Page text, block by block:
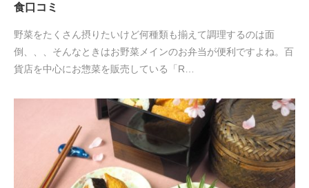
食口コミ
野菜をたくさん摂りたいけど何種類も揃えて調理するのは面
倒、、、そんなときはお野菜メインのお弁当が便利ですよね。百
貨店を中心にお惣菜を販売している「R…